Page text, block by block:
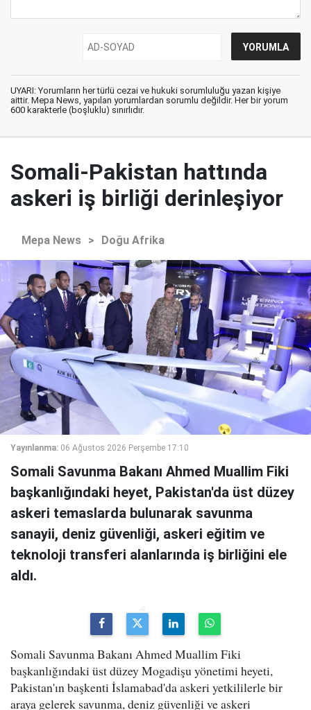
UYARI: Yorumların her türlü cezai ve hukuki sorumluluğu yazan kişiye
aittir. Mepa News, yapılan yorumlardan sorumlu değildir. Her bir yorum
600 karakterle (boşluklu) sınırlıdır.
Somali-Pakistan hattında
askeri iş birliği derinleşiyor
Mepa News > Doğu Afrika
Yayınlanma: 06 Ağustos 2026 Perşembe 17:10
Somali Savunma Bakanı Ahmed Muallim Fiki
başkanlığındaki heyet, Pakistan'da üst düzey
askeri temaslarda bulunarak savunma
sanayii, deniz güvenliği, askeri eğitim ve
teknoloji transferi alanlarında iş birliğini ele
aldı.
Somali Savunma Bakanı Ahmed Muallim Fiki
başkanlığındaki üst düzey Mogadişu yönetimi heyeti,
Pakistan'ın başkenti İslamabad'da askeri yetkililerle bir
araya gelerek savunma, deniz güvenliği ve askeri